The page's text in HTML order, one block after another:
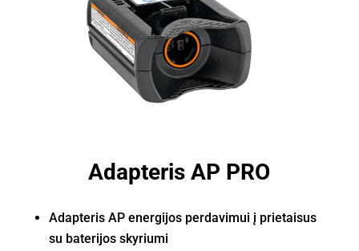
Adapteris AP PRO
Adapteris AP energijos perdavimui į prietaisus
su baterijos skyriumi